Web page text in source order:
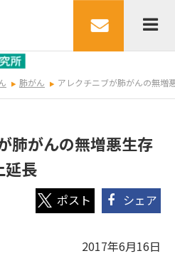
肺がん アレクチニブが肺がんの無増
肺がんの無増悪生存
延長
シェア
2017年6月16日